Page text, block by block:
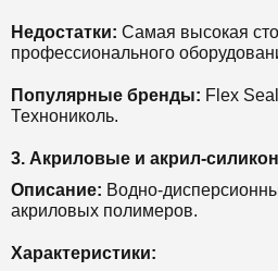
Недостатки: Самая высокая
профессионального
Популярные бренды: Flex
Технониколь.
3. Акриловые и акрил-
Описание: Водно-
акриловых полимеров.
Характеристики: